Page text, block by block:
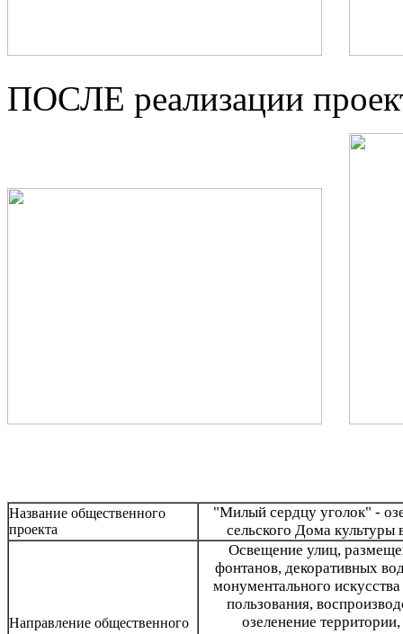
ПОСЛЕ реализации
Название общественного
проекта
"Милый сердцу уголок" -
сельского Дома культуры
Направление общественного
Освещение улиц,
фонтанов, декоративных
монументального
пользования,
озеленение